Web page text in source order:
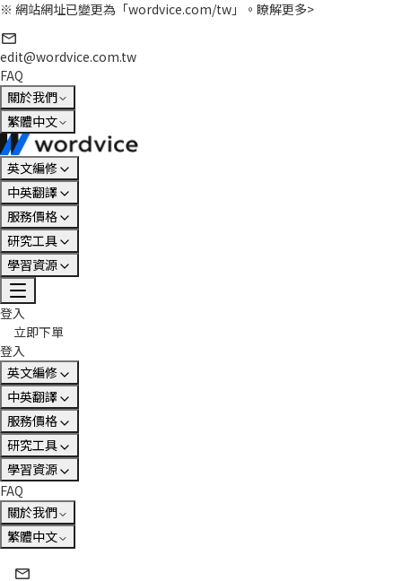
※ 網站網址已變更為「wordvice.com/tw」。 瞭解更多>
edit@wordvice.com.tw
FAQ
關於我們
繁體中文
英文編修
中英翻譯
服務價格
研究工具
學習資源
登入
立即下單
登入
英文編修
中英翻譯
服務價格
研究工具
學習資源
FAQ
關於我們
繁體中文